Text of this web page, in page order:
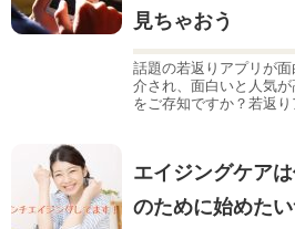
見ちゃおう
話題の若返りアプリが
介され、面白いと人気
をご存知ですか？若返
エイジングケア
のために始めた